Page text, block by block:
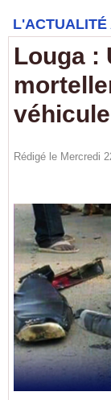
L'ACTUALITÉ
Louga :
Rédigé le Mercredi